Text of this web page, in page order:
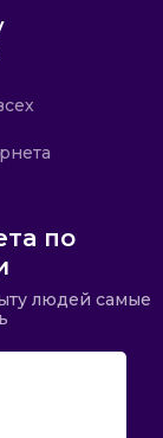
по
людей самые